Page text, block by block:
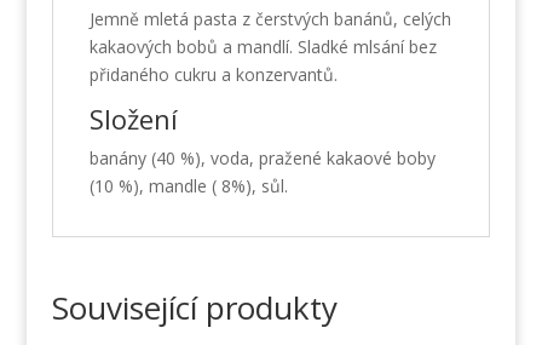
Jemně mletá pasta z čerstvých banánů, celých
kakaových bobů a mandlí. Sladké mlsání bez
přidaného cukru a konzervantů.
Složení
banány (40 %), voda, pražené kakaové boby
(10 %), mandle ( 8%), sůl.
Související produkty